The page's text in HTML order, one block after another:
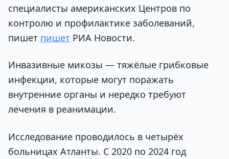
специалисты американских Центров по
контролю и профилактике заболеваний,
пишет пишет РИА Новости.
Инвазивные микозы — тяжёлые грибковые
инфекции, которые могут поражать
внутренние органы и нередко требуют
лечения в реанимации.
Исследование проводилось в четырёх
больницах Атланты. С 2020 по 2024 год